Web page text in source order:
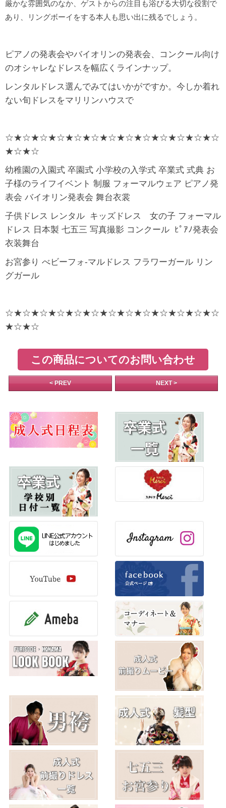
厳かな雰囲気のなか、ゲストからの注目も浴びる大切な役割で
あり、リングボーイをする本人も思い出に残るでしょう。
ピアノの発表会やバイオリンの発表会、コンクール向け
のオシャレなドレスを幅広くラインナップ。
レンタルドレス選んでみてはいかがですか。今しか着れ
ない旬ドレスをマリリンハウスで
☆★☆★☆★☆★☆★☆★☆★☆★☆★☆★☆★☆★☆
★☆★☆
幼稚園の入園式 卒園式 小学校の入学式 卒業式 式典 お
子様のライフイベント 制服 フォーマルウェア ピアノ発
表会 バイオリン発表会 舞台衣裳
子供ドレス レンタル キッズドレス 女の子 フォーマル
ドレス 日本製 七五三 写真撮影 コンクール ﾋﾟｱﾉ発表会
衣装舞台
お宮参り べビーフォ-マルドレス フラワーガール リン
グガール
☆★☆★☆★☆★☆★☆★☆★☆★☆★☆★☆★☆★☆
★☆★☆
この商品についてのお問い合わせ
< PREV NEXT >